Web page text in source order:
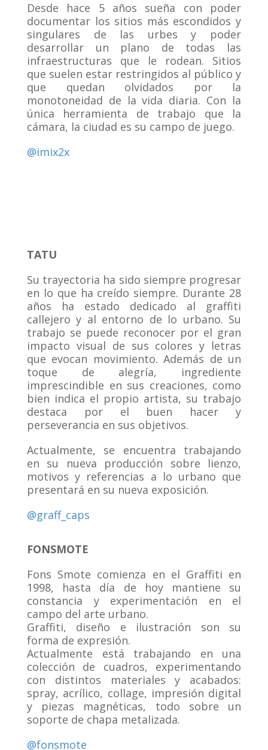
Desde hace 5 años sueña con poder
documentar los sitios más escondidos y
singulares de las urbes y poder
desarrollar un plano de todas las
infraestructuras que le rodean. Sitios
que suelen estar restringidos al público y
que quedan olvidados por la
monotoneidad de la vida diaria. Con la
única herramienta de trabajo que la
cámara, la ciudad es su campo de juego.
@imix2x
TATU
Su trayectoria ha sido siempre progresar
en lo que ha creído siempre. Durante 28
años ha estado dedicado al graffiti
callejero y al entorno de lo urbano. Su
trabajo se puede reconocer por el gran
impacto visual de sus colores y letras
que evocan movimiento. Además de un
toque de alegría, ingrediente
imprescindible en sus creaciones, como
bien indica el propio artista, su trabajo
destaca por el buen hacer y
perseverancia en sus objetivos.
Actualmente, se encuentra trabajando
en su nueva producción sobre lienzo,
motivos y referencias a lo urbano que
presentará en su nueva exposición.
@graff_caps
FONSMOTE
Fons Smote comienza en el Graffiti en
1998, hasta día de hoy mantiene su
constancia y experimentación en el
campo del arte urbano.
Graffiti, diseño e ilustración son su
forma de expresión.
Actualmente está trabajando en una
colección de cuadros, experimentando
con distintos materiales y acabados:
spray, acrílico, collage, impresión digital
y piezas magnéticas, todo sobre un
soporte de chapa metalizada.
@fonsmote